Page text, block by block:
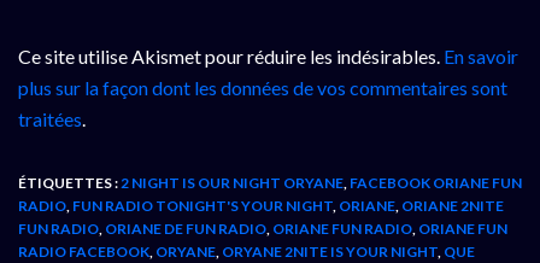
Ce site utilise Akismet pour réduire les indésirables. En savoir
plus sur la façon dont les données de vos commentaires sont
traitées.
ÉTIQUETTES : 2 NIGHT IS OUR NIGHT ORYANE FACEBOOK ORIANE FUN
RADIO FUN RADIO TONIGHT'S YOUR NIGHT ORIANE ORIANE 2NITE
FUN RADIO ORIANE DE FUN RADIO ORIANE FUN RADIO ORIANE FUN
RADIO FACEBOOK ORYANE ORYANE 2NITE IS YOUR NIGHT QUE